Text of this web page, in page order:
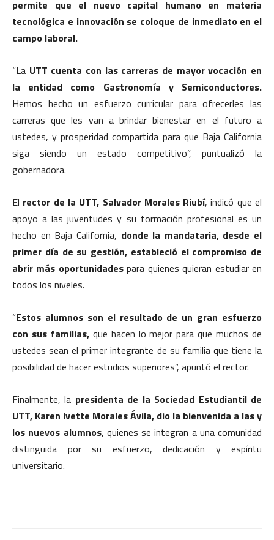
permite que el nuevo capital humano en materia
tecnológica e innovación se coloque de inmediato en el
campo laboral.
“La UTT cuenta con las carreras de mayor vocación en
la entidad como Gastronomía y Semiconductores.
Hemos hecho un esfuerzo curricular para ofrecerles las
carreras que les van a brindar bienestar en el futuro a
ustedes, y prosperidad compartida para que Baja California
siga siendo un estado competitivo”, puntualizó la
gobernadora.
El rector de la UTT, Salvador Morales Riubí, indicó que el
apoyo a las juventudes y su formación profesional es un
hecho en Baja California, donde la mandataria, desde el
primer día de su gestión, estableció el compromiso de
abrir más oportunidadespara quienes quieran estudiar en
todos los niveles.
“Estos alumnos son el resultado de un gran esfuerzo
con sus familias,que hacen lo mejor para que muchos de
ustedes sean el primer integrante de su familia que tiene la
posibilidad de hacer estudios superiores”, apuntó el rector.
Finalmente, la presidenta de la Sociedad Estudiantil de
UTT, Karen Ivette Morales Ávila, dio la bienvenida a las y
los nuevos alumnos, quienes se integran a una comunidad
distinguida por su esfuerzo, dedicación y espíritu
universitario.